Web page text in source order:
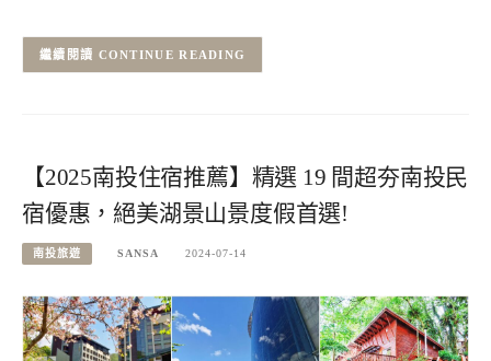
CONTINUE READING
【2025南投住宿推薦】精選 19 間超夯南投民
宿優惠，絕美湖景山景度假首選!
南投旅遊 SANSA 2024-07-14